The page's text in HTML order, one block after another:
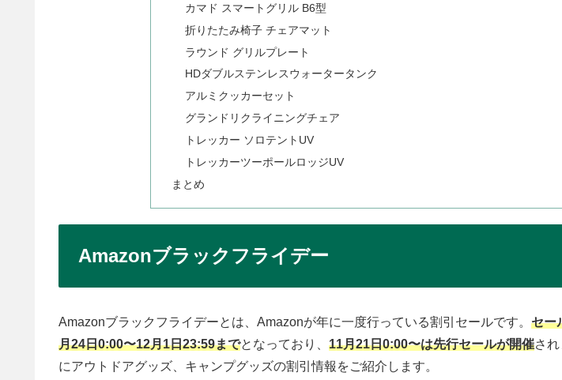
カマド スマートグリル B6型
折りたたみ椅子 チェアマット
ラウンド グリルプレート
HDダブルステンレスウォータータンク
アルミクッカーセット
グランドリクライニングチェア
トレッカー ソロテントUV
トレッカーツーポールロッジUV
まとめ
Amazonブラックフライデー
Amazonブラックフライデーとは、Amazonが年に一度行っている割引セールです。 セー
月24日0:00〜12月1日23:59までとなっており、 11月21日0:00〜は先行セールが開催さ
にアウトドアグッズ、キャンプグッズの割引情報をご紹介します。